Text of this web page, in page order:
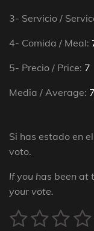
3- Servicio /
4- Comida / Meal:
5- Precio / Price: 7
Media / Average:
Si has estado en
voto.
If you has been
your vote.
V
1 2 3 4